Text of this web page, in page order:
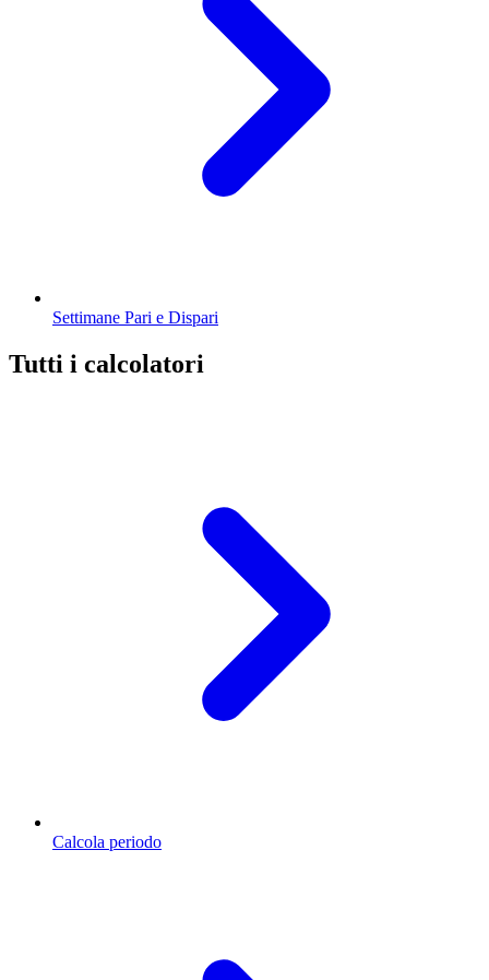
Settimane Pari e Dispari
Tutti i calcolatori
Calcola periodo